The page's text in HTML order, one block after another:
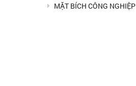
MẶT BÍCH CÔNG NGHIỆP